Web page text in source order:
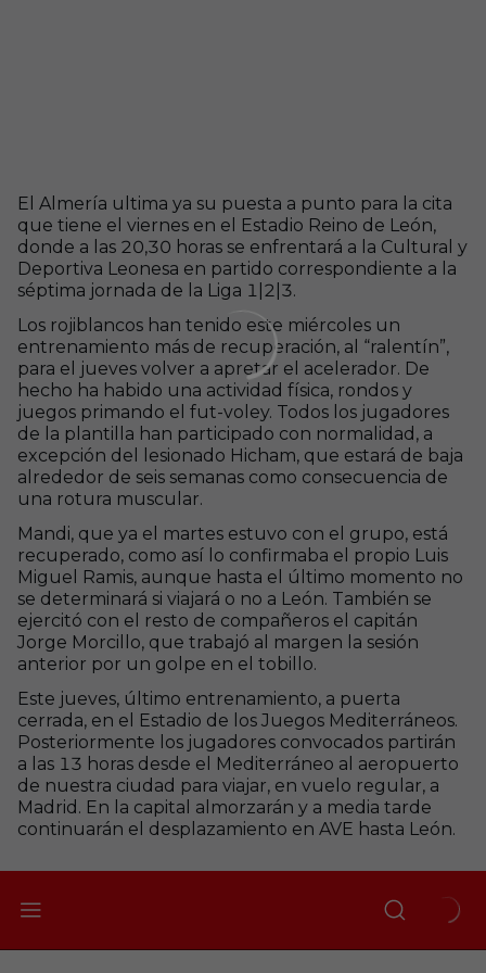
El Almería ultima ya su puesta a punto para la cita
que tiene el viernes en el Estadio Reino de León,
donde a las 20,30 horas se enfrentará a la Cultural y
Deportiva Leonesa en partido correspondiente a la
séptima jornada de la Liga 1|2|3.
Los rojiblancos han tenido este miércoles un
entrenamiento más de recuperación, al “ralentín”,
para el jueves volver a apretar el acelerador. De
hecho ha habido una actividad física, rondos y
juegos primando el fut-voley. Todos los jugadores
de la plantilla han participado con normalidad, a
excepción del lesionado Hicham, que estará de baja
alrededor de seis semanas como consecuencia de
una rotura muscular.
Mandi, que ya el martes estuvo con el grupo, está
recuperado, como así lo confirmaba el propio Luis
Miguel Ramis, aunque hasta el último momento no
se determinará si viajará o no a León. También se
ejercitó con el resto de compañeros el capitán
Jorge Morcillo, que trabajó al margen la sesión
anterior por un golpe en el tobillo.
Este jueves, último entrenamiento, a puerta
cerrada, en el Estadio de los Juegos Mediterráneos.
Posteriormente los jugadores convocados partirán
a las 13 horas desde el Mediterráneo al aeropuerto
de nuestra ciudad para viajar, en vuelo regular, a
Madrid. En la capital almorzarán y a media tarde
continuarán el desplazamiento en AVE hasta León.